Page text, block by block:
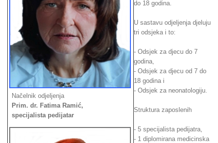
Načelnik odjeljenja
Prim. dr. Fatima Ramić,
specijalista pedijatar
do 18 godina.
U sastavu odjeljenja djeluju
tri odsjeka i to:
- Odsjek za djecu do 7
godina,
- Odsjek za djecu od 7 do
18 godina i
- Odsjek za neonatologiju.
Struktura zaposlenih
- 5 specijalista pedijatra,
- 1 diplomirana medicinska